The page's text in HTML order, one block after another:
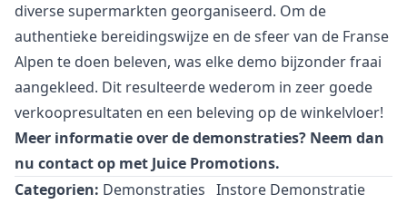
diverse supermarkten georganiseerd. Om de
authentieke bereidingswijze en de sfeer van de Franse
Alpen te doen beleven, was elke demo bijzonder fraai
aangekleed. Dit resulteerde wederom in zeer goede
verkoopresultaten en een beleving op de winkelvloer!
Meer informatie over de demonstraties? Neem dan
nu contactop met Juice Promotions.
Categorien: Demonstraties Instore Demonstratie